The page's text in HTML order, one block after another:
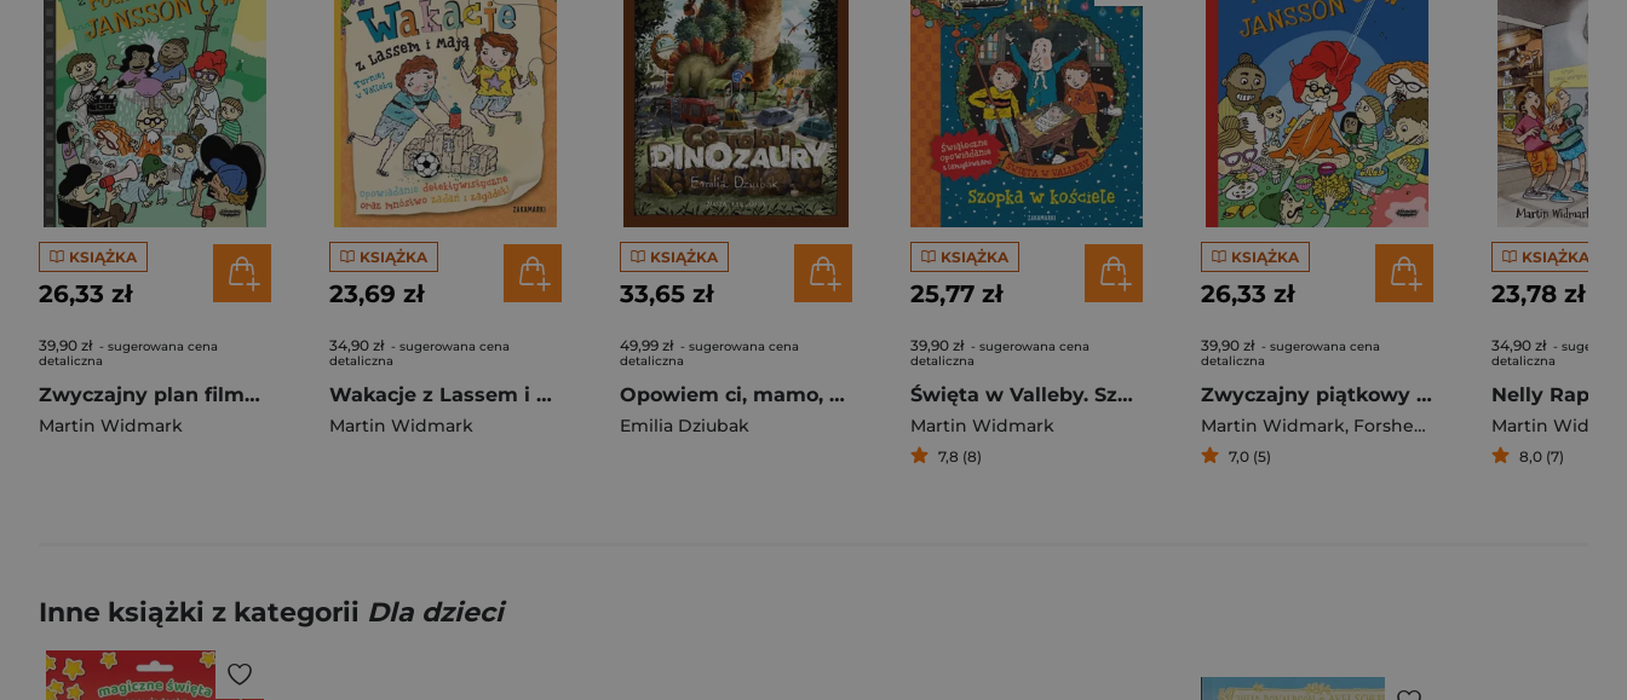
KSIĄŻKA
26,33 zł
39,90 zł - sugerowana cena
detaliczna
Zwyczajny plan filmowy z rodziną Janssonów
Martin Widmark
KSIĄŻKA
23,69 zł
34,90 zł - sugerowana cena
detaliczna
Wakacje z Lassem i Mają. Turniej w Valleby
Martin Widmark
KSIĄŻKA
33,65 zł
49,99 zł - sugerowana cena
detaliczna
Opowiem ci, mamo, co robią dinozaury
Emilia Dziubak
KSIĄŻKA
25,77 zł
39,90 zł - sugerowana cena
detaliczna
Święta w Valleby. Szopka w kościele
Martin Widmark
7,8 (8)
KSIĄŻKA
26,33 zł
39,90 zł - sugerowana cena
detaliczna
Zwyczajny piątkowy wieczór z rodziną Janssonów
Martin Widmark, Forshed Pelle
7,0 (5)
KSIĄŻKA
23,78 zł
34,90 zł -
detaliczna
Martin
8,0 (7)
Inne książki z kategorii Dla dzieci